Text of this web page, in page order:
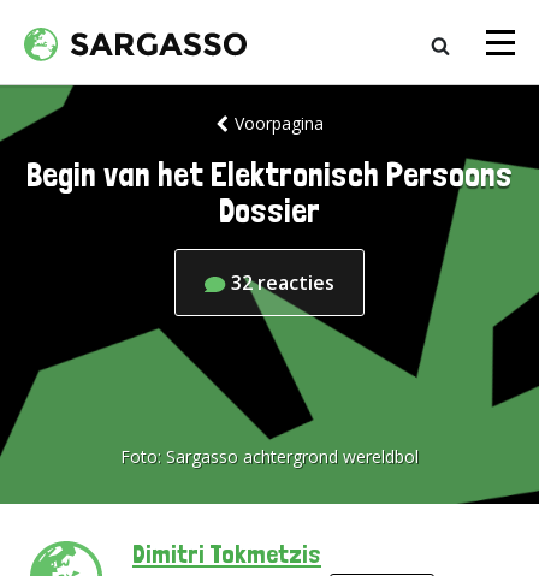
Voorpagina
Begin van het Elektronisch Persoons
Dossier
32reacties
Foto: Sargasso achtergrond wereldbol
Dimitri Tokmetzis